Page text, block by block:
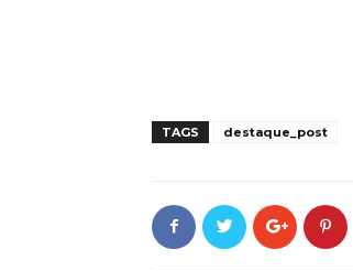
TAGS destaque_post